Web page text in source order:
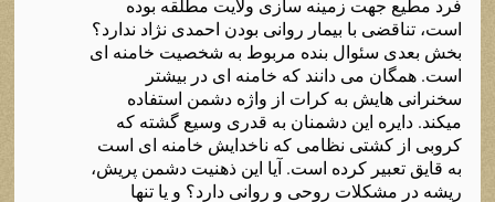
فرد مطیع جهت زمینه سازی ولایت مطلقه بوده
است، تناقضی با بیمار روانی بودن احمدی نژاد ندارد؟
بخش بعدی سئوال بنده مربوط به شخصیت خامنه ای
است. همگان می دانند که خامنه ای در بیشتر
سخنرانی هایش به کرات از واژه دشمن استفاده
میکند. دایره این دشمنان به قدری وسیع گشته که
کروبی از کشتی نظامی که ناخدایش خامنه ای است
به قایق تعبیر کرده است. آیا این ذهنیت دشمن پریش،
ریشه در مشکلات روحی و روانی دارد؟ و یا تنها